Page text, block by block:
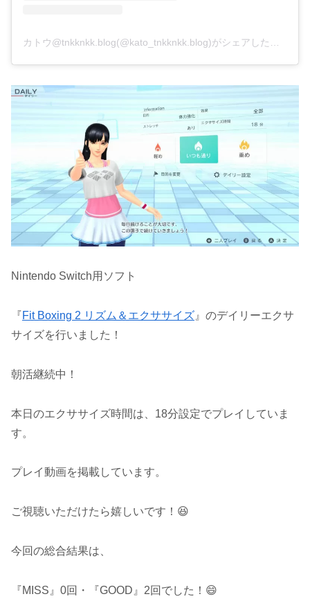
Nintendo Switch用ソフト
『Fit Boxing 2 リズム＆エクササイズ 』のデイリーエクサ
サイズを行いました！
朝活継続中！
本日のエクササイズ時間は、18分設定でプレイしていま
す。
プレイ動画を掲載しています。
ご視聴いただけたら嬉しいです！😆
今回の総合結果は、
『MISS』0回・『GOOD』2回でした！😄